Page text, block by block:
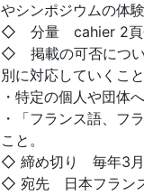
やシンポジウムの体
◇ 分量 cahier 2頁分
◇ 掲載の可否につい
別に対応していくこ
・特定の個人や団体
・「フランス語、フ
こと。
◇ 締め切り 毎年3月
◇ 宛先 日本フラン